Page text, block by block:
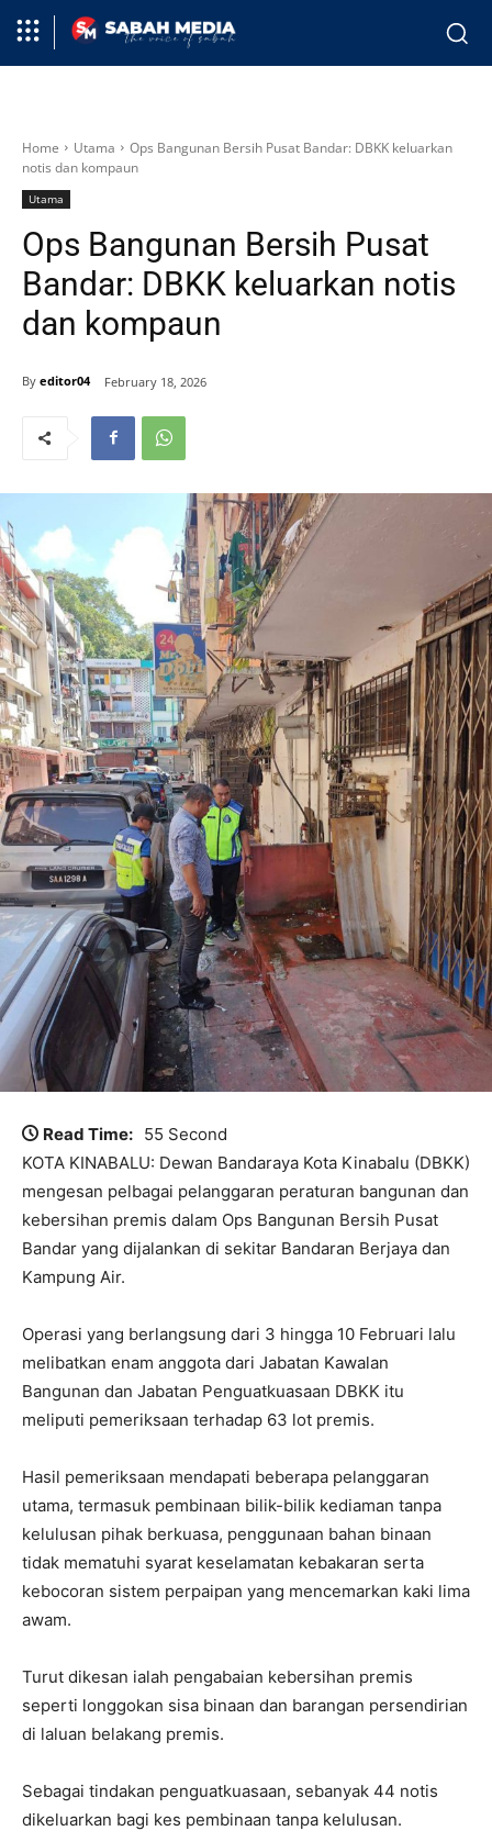
Home Utama
Ops Bangunan Bersih Pusat Bandar: DBKK keluarkan
notis dan kompaun
Utama
Ops Bangunan Bersih Pusat
Bandar: DBKK keluarkan notis
dan kompaun
By editor04 February 18, 2026
Read Time: 55 Second
KOTA KINABALU: Dewan Bandaraya Kota Kinabalu (DBKK)
mengesan pelbagai pelanggaran peraturan bangunan dan
kebersihan premis dalam Ops Bangunan Bersih Pusat
Bandar yang dijalankan di sekitar Bandaran Berjaya dan
Kampung Air.
Operasi yang berlangsung dari 3 hingga 10 Februari lalu
melibatkan enam anggota dari Jabatan Kawalan
Bangunan dan Jabatan Penguatkuasaan DBKK itu
meliputi pemeriksaan terhadap 63 lot premis.
Hasil pemeriksaan mendapati beberapa pelanggaran
utama, termasuk pembinaan bilik-bilik kediaman tanpa
kelulusan pihak berkuasa, penggunaan bahan binaan
tidak mematuhi syarat keselamatan kebakaran serta
kebocoran sistem perpaipan yang mencemarkan kaki lima
awam.
Turut dikesan ialah pengabaian kebersihan premis
seperti longgokan sisa binaan dan barangan persendirian
di laluan belakang premis.
Sebagai tindakan penguatkuasaan, sebanyak 44 notis
dikeluarkan bagi kes pembinaan tanpa kelulusan.